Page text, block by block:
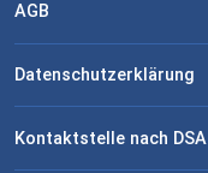
AGB
Datenschutzerklärung
Kontaktstelle nach DSA